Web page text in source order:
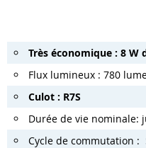
Très économique : 8 W
Flux lumineux : 780
Culot : R7S
Durée de vie nominale:
Cycle de commutation :